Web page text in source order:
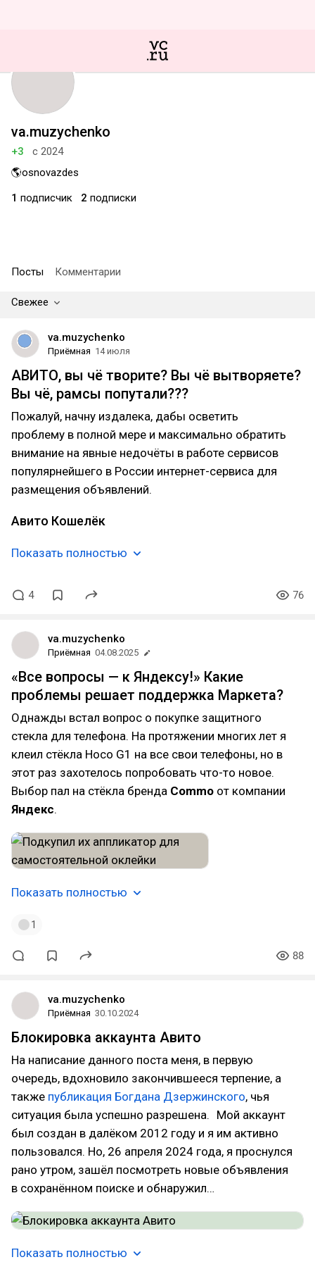
va.muzychenko
+3
с 2024
🌎osnovazdes
1 подписчик 2 подписки
Посты Комментарии
Свежее
va.muzychenko
Приёмная 14 июля
АВИТО, вы чё творите? Вы чё вытворяете?
Вы чё, рамсы попутали???
Пожалуй, начну издалека, дабы осветить
проблему в полной мере и максимально обратить
внимание на явные недочёты в работе сервисов
популярнейшего в России интернет-сервиса для
размещения объявлений.
Авито Кошелёк
Показать полностью
4 76
va.muzychenko
Приёмная 04.08.2025
«Все вопросы — к Яндексу!» Какие
проблемы решает поддержка Маркета?
Однажды встал вопрос о покупке защитного
стекла для телефона. На протяжении многих лет я
клеил стёкла Hoco G1 на все свои телефоны, но в
этот раз захотелось попробовать что-то новое.
Выбор пал на стёкла бренда Commo от компании
Яндекс.
Показать полностью
1
88
va.muzychenko
Приёмная 30.10.2024
Блокировка аккаунта Авито
На написание данного поста меня, в первую
очередь, вдохновило закончившееся терпение, а
также публикация Богдана Дзержинского, чья
ситуация была успешно разрешена. Мой аккаунт
был создан в далёком 2012 году и я им активно
пользовался. Но, 26 апреля 2024 года, я проснулся
рано утром, зашёл посмотреть новые объявления
в сохранённом поиске и обнаружил…
Показать полностью